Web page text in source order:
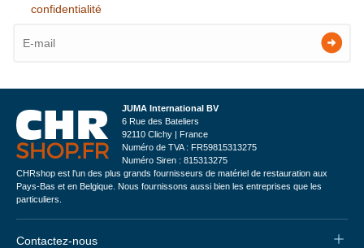
confidentialité
JUMA International BV
6 Rue des Bateliers
92110 Clichy | France
Numéro de TVA : FR59815313275
Numéro Siren : 815313275
CHRshop est l'un des plus grands fournisseurs de matériel de restauration aux
Pays-Bas et en Belgique. Nous fournissons aussi bien les entreprises que les
particuliers.
Contactez-nous